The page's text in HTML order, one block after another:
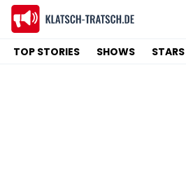
TOP STORIES SHOWS STARS